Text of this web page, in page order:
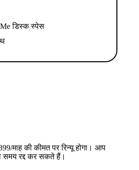
डिस्क स्पेस
माह की कीमत पर रिन्यू होगा। आप
समय रद्द कर सकते हैं।